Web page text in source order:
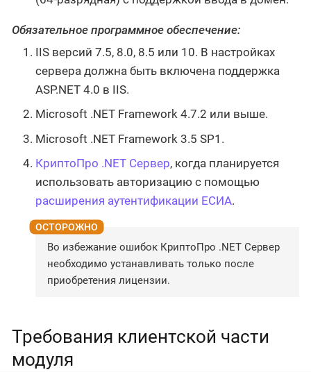
Обязательное программное обеспечение:
IIS версий 7.5, 8.0, 8.5 или 10. В настройках
сервера должна быть включена поддержка
ASP.NET 4.0 в IIS.
Microsoft .NET Framework 4.7.2 или выше.
Microsoft .NET Framework 3.5 SP1.
КриптоПро .NET Сервер, когда планируется
использовать авторизацию с помощью
расширения аутентификации ЕСИА.
Во избежание ошибок КриптоПро .NET Сервер
необходимо устанавливать только после
приобретения лицензии.
Требования клиентской части
модуля